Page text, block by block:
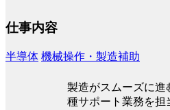
仕事内容
半導体 機械操作・製造補助
製造がスムーズに進
種サポート業務を担